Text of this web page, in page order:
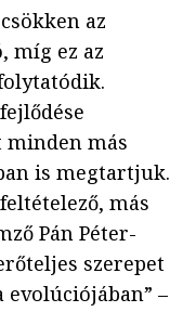
az
míg ez az
minden más
is megtartjuk.
más
Pán Péter-
szerepet
–